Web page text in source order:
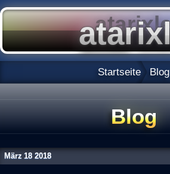
Startseite Blog
Blog
März 18 2018